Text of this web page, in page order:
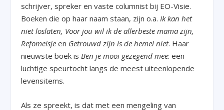
schrijver, spreker en vaste columnist bij EO-Visie.
Boeken die op haar naam staan, zijn o.a. Ik kan het
niet loslaten, Voor jou wil ik de allerbeste mama zijn,
Refomeisjeen Getrouwd zijn is de hemel niet. Haar
nieuwste boek is Ben je mooi gezegend mee: een
luchtige speurtocht langs de meest uiteenlopende
levensitems.
Als ze spreekt, is dat met een mengeling van